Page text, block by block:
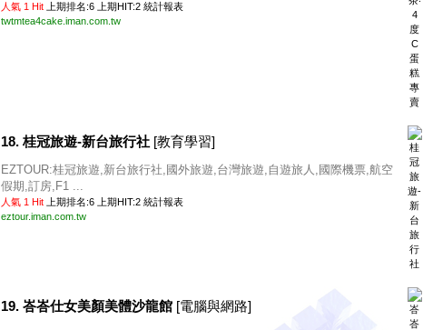
人氣 1 Hit 上期排名:6 上期HIT:2 統計報表
twtmtea4cake.iman.com.tw
18. 桂冠旅遊-新台旅行社 [教育學習]
EZTOUR:桂冠旅遊,新台旅行社,國外旅遊,台灣旅遊,自遊旅人,國際機票,航空
假期,訂房,F1 ...
人氣 1 Hit 上期排名:6 上期HIT:2 統計報表
eztour.iman.com.tw
19. 峇峇仕女美顏美體沙龍館 [電腦與網路]